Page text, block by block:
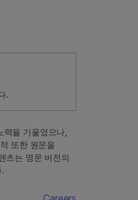
.
을 기울였으나,
또한 원문을
츠는 영문 버전의